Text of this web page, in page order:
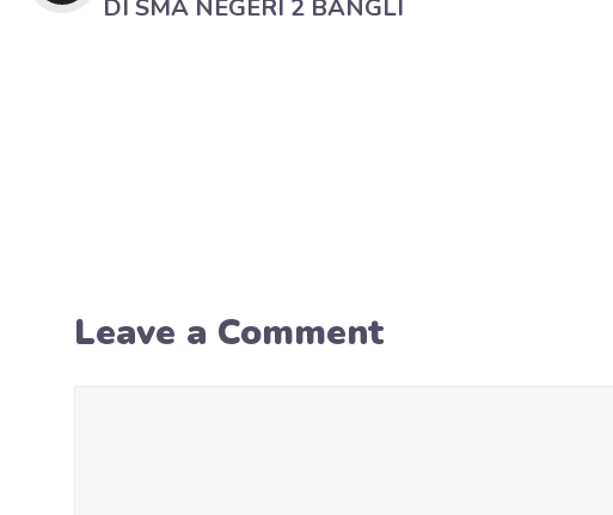
DI SMA NEGERI 2 BANGLI
Leave a Comment